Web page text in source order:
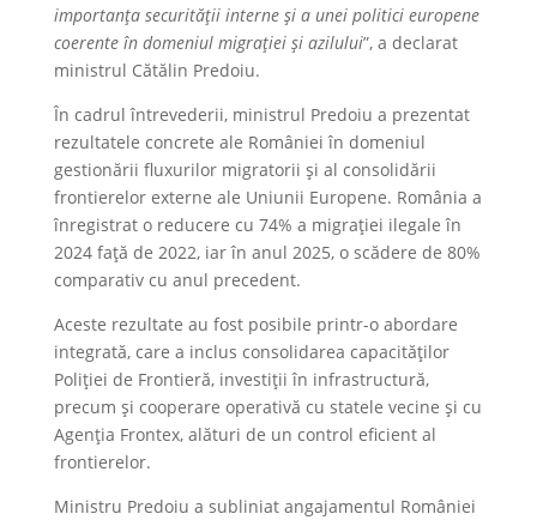
importanța securității interne și a unei politici europene
coerente în domeniul migrației și azilului”, a declarat
ministrul Cătălin Predoiu.
În cadrul întrevederii, ministrul Predoiu a prezentat
rezultatele concrete ale României în domeniul
gestionării fluxurilor migratorii și al consolidării
frontierelor externe ale Uniunii Europene. România a
înregistrat o reducere cu 74% a migrației ilegale în
2024 față de 2022, iar în anul 2025, o scădere de 80%
comparativ cu anul precedent.
Aceste rezultate au fost posibile printr-o abordare
integrată, care a inclus consolidarea capacităților
Poliției de Frontieră, investiții în infrastructură,
precum și cooperare operativă cu statele vecine și cu
Agenția Frontex, alături de un control eficient al
frontierelor.
Ministru Predoiu a subliniat angajamentul României